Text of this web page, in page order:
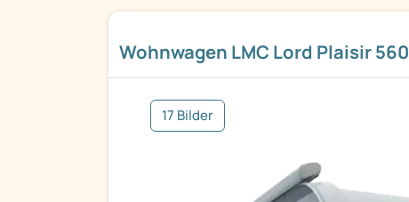
Wohnwagen LMC Lord Plaisir 560
17 Bilder